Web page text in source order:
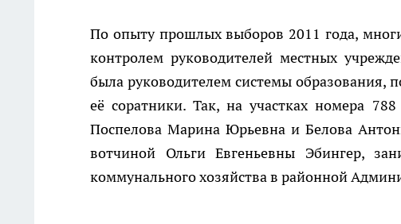
По опыту прошлых выборов 2011 года,
контролем руководителей местных
была руководителем системы образования,
её соратники. Так, на участках номера
Поспелова Марина Юрьевна и Белова
вотчиной Ольги Евгеньевны Эбингер,
коммунального хозяйства в районной